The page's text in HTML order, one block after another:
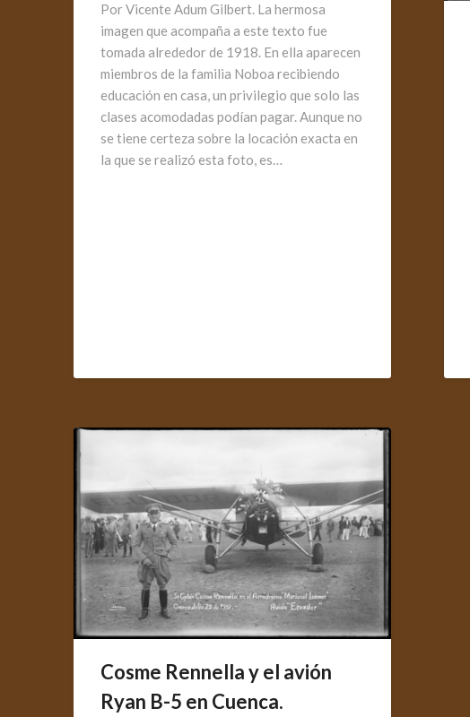
Por Vicente Adum Gilbert. La hermosa
imagen que acompaña a este texto fue
tomada alrededor de 1918. En ella aparecen
miembros de la familia Noboa recibiendo
educación en casa, un privilegio que solo las
clases acomodadas podían pagar. Aunque no
se tiene certeza sobre la locación exacta en
la que se realizó esta foto, es…
Cosme Rennella y el avión
Ryan B-5 en Cuenca.